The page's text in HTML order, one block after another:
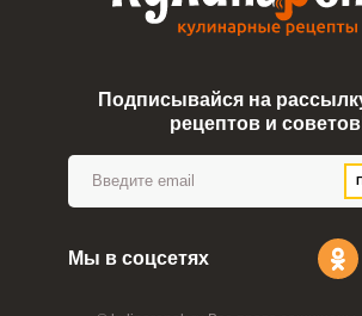
Подписывайся на
рецептов и
Мы в соцсетях